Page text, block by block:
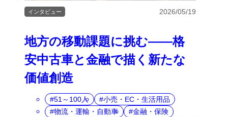
地方の移動課題に挑む――格
安中古車と金融で描く新たな
価値創造
インタビュー 2026/05/19
51～100人
小売・EC・生活用品
物流・運輸・自動車
金融・保険